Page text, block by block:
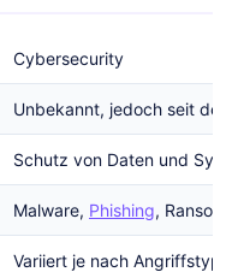
Cybersecurity
Unbekannt, jedoch seit
Schutz von Daten und
Malware, Phishing,
Variiert je nach Angriffstyp